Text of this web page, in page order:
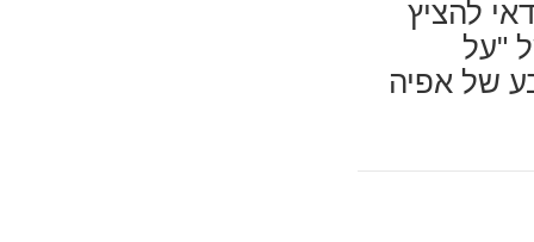
להציץ
"על
של אפיה